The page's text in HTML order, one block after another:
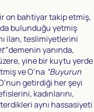
on bahtiyar takip etmiş,
bulunduğu yetmiş
ilan, teslimiyetlerini
demenin yanında,
yine bir kuytu yerde
ve O’na “Buyurun
getirdiği her şeyi
kadınlarını,
aynı hassasiyeti